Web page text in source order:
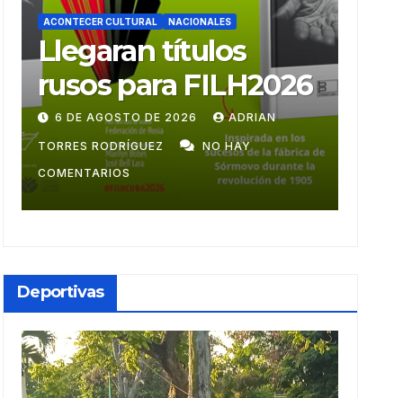
ACONTECER CULTURAL
Ballet Laura Alonso
emprende gira
centroamericana
28 DE JULIO DE 2026 ADRIAN TORRES
RODRÍGUEZ NO HAY COMENTARIOS
Deportivas